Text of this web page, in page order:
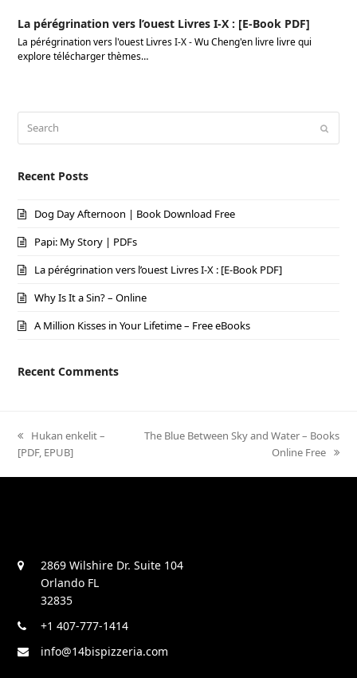
La pérégrination vers l’ouest Livres I-X : [E-Book PDF]
La pérégrination vers l'ouest Livres I-X - Wu Cheng'en livre livre qui
explore télécharger thèmes…
Recent Posts
Dog Day Afternoon | Book Download Free
Papi: My Story | PDFs
La pérégrination vers l’ouest Livres I-X : [E-Book PDF]
Why Is It a Sin? – Online
A Million Kisses in Your Lifetime – Free eBooks
Recent Comments
previous
post:
Hukan enkelit –
[PDF, EPUB]
next
The Blue Between Sky and Water – Books
Online Free
2869 Wilshire Dr. Suite 104
Orlando FL
32835
+1 407-777-1414
info@14bispizzeria.com